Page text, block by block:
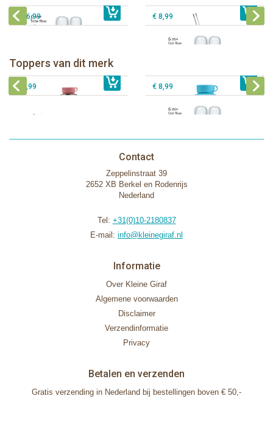
€ 26,99 € 8,99
Toppers van dit merk
€ 40,99
Pura Sportfles 550 ml + Aqua sleeve
Pura silicone tuit 2 stuks
€ 9,99 € 8,99
Contact
Zeppelinstraat 39
2652 XB Berkel en Rodenrijs
Nederland
Tel: +31(0)10-2180837
E-mail: info@kleinegiraf.nl
Informatie
Over Kleine Giraf
Algemene voorwaarden
Disclaimer
Verzendinformatie
Privacy
Betalen en verzenden
Gratis verzending in Nederland bij bestellingen boven € 50,-